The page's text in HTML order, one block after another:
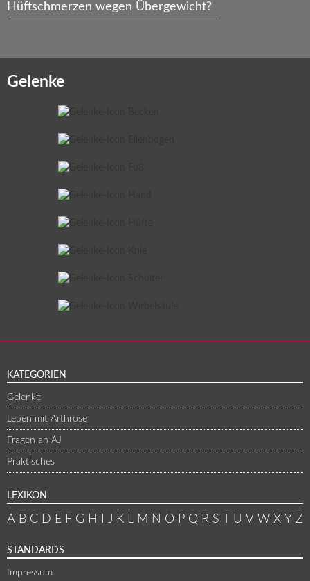
Hüftschmerzen wegen Übergewicht?
Gelenke
KATEGORIEN
Gelenke
Leben mit Arthrose
Fragen an AJ
Praktisches
LEXIKON
A B C D E F G H J K L M N O P Q R S U V W X Y Z
STANDARDS
Impressum